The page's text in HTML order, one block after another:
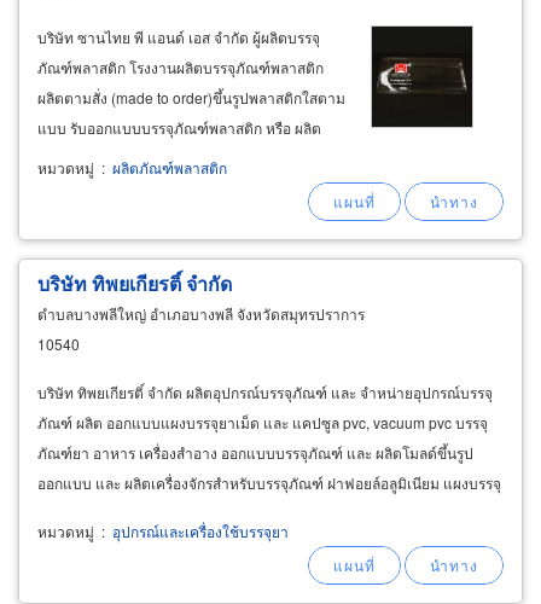
บริษัท ซานไทย พี แอนด์ เอส จำกัด ผู้ผลิตบรรจุ
ภัณฑ์พลาสติก โรงงานผลิตบรรจุภัณฑ์พลาสติก
ผลิตตามสั่ง (made to order)ขึ้นรูปพลาสติกใสตาม
แบบ รับออกแบบบรรจุภัณฑ์พลาสติก หรือ ผลิต
ตามตัวอย่างของลูกค้า ผลิตตามสั่ง (made to
แล้ว หรือยังไม่มีแบบ สามารถมาดูแบบที่โรงงาน
หรือ
หมวดหมู่ : ผลิตภัณฑ์พลาสติก
บริษัท ทิพยเกียรติ์ จำกัด
ตำบลบางพลีใหญ่ อำเภอบางพลี จังหวัดสมุทรปราการ
10540
บริษัท ทิพยเกียรติ์ จำกัด ผลิตอุปกรณ์บรรจุภัณฑ์ และ จำหน่ายอุปกรณ์บรรจุ
ภัณฑ์ ผลิต ออกแบบแผงบรรจุยาเม็ด และ แคปซูล pvc, vacuum pvc บรรจุ
ภัณฑ์ยา อาหาร เครื่องสำอาง ออกแบบบรรจุภัณฑ์ และ ผลิตโมลด์ขึ้นรูป
ออกแบบ และ ผลิตเครื่องจักรสำหรับบรรจุภัณฑ์ ฝาฟอยล์อลูมิเนียม แผงบรรจุ
หมวดหมู่ : อุปกรณ์และเครื่องใช้บรรจุยา